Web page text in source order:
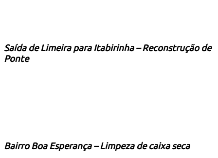
Saída de Limeira para Itabirinha – Reconstrução de
Ponte
Bairro Boa Esperança – Limpeza de caixa seca